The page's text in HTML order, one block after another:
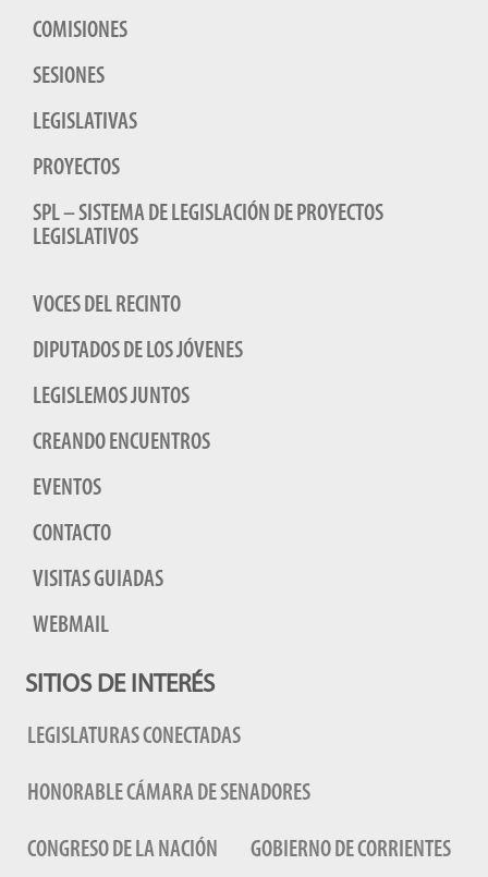
COMISIONES
SESIONES
LEGISLATIVAS
PROYECTOS
SPL – SISTEMA DE LEGISLACIÓN DE PROYECTOS
LEGISLATIVOS
VOCES DEL RECINTO
DIPUTADOS DE LOS JÓVENES
LEGISLEMOS JUNTOS
CREANDO ENCUENTROS
EVENTOS
CONTACTO
VISITAS GUIADAS
WEBMAIL
SITIOS DE INTERÉS
LEGISLATURAS CONECTADAS
HONORABLE CÁMARA DE SENADORES
CONGRESO DE LA NACIÓN GOBIERNO DE CORRIENTES